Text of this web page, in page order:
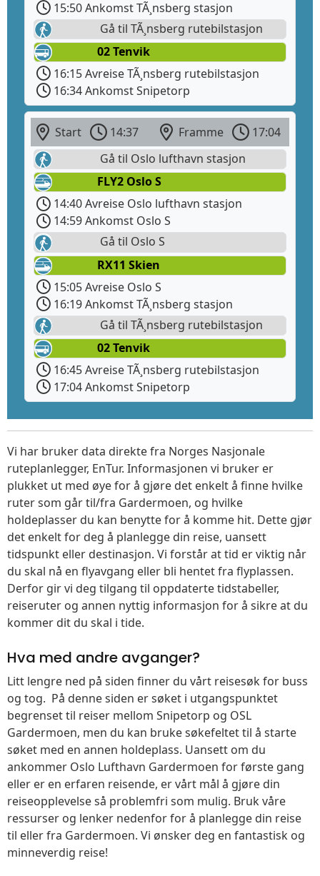
15:50 Ankomst TÃ¸nsberg stasjon
Gå til TÃ¸nsberg rutebilstasjon
02 Tenvik
16:15 Avreise TÃ¸nsberg rutebilstasjon
16:34 Ankomst Snipetorp
Start 14:37 Framme
17:04
Gå til Oslo lufthavn stasjon
FLY2 Oslo S
14:40 Avreise Oslo lufthavn stasjon
14:59 Ankomst Oslo S
Gå til Oslo S
RX11 Skien
15:05 Avreise Oslo S
16:19 Ankomst TÃ¸nsberg stasjon
Gå til TÃ¸nsberg rutebilstasjon
02 Tenvik
16:45 Avreise TÃ¸nsberg rutebilstasjon
17:04 Ankomst Snipetorp
Vi har bruker data direkte fra Norges Nasjonale
ruteplanlegger, EnTur. Informasjonen vi bruker er
plukket ut med øye for å gjøre det enkelt å finne hvilke
ruter som går til/fra Gardermoen, og hvilke
holdeplasser du kan benytte for å komme hit. Dette gjør
det enkelt for deg å planlegge din reise, uansett
tidspunkt eller destinasjon. Vi forstår at tid er viktig når
du skal nå en flyavgang eller bli hentet fra flyplassen.
Derfor gir vi deg tilgang til oppdaterte tidstabeller,
reiseruter og annen nyttig informasjon for å sikre at du
kommer dit du skal i tide.
Hva med andre avganger?
Litt lengre ned på siden finner du vårt reisesøk for buss
og tog. På denne siden er søket i utgangspunktet
begrenset til reiser mellom Snipetorp og OSL
Gardermoen, men du kan bruke søkefeltet til å starte
søket med en annen holdeplass. Uansett om du
ankommer Oslo Lufthavn Gardermoen for første gang
eller er en erfaren reisende, er vårt mål å gjøre din
reiseopplevelse så problemfri som mulig. Bruk våre
ressurser og lenker nedenfor for å planlegge din reise
til eller fra Gardermoen. Vi ønsker deg en fantastisk og
minneverdig reise!